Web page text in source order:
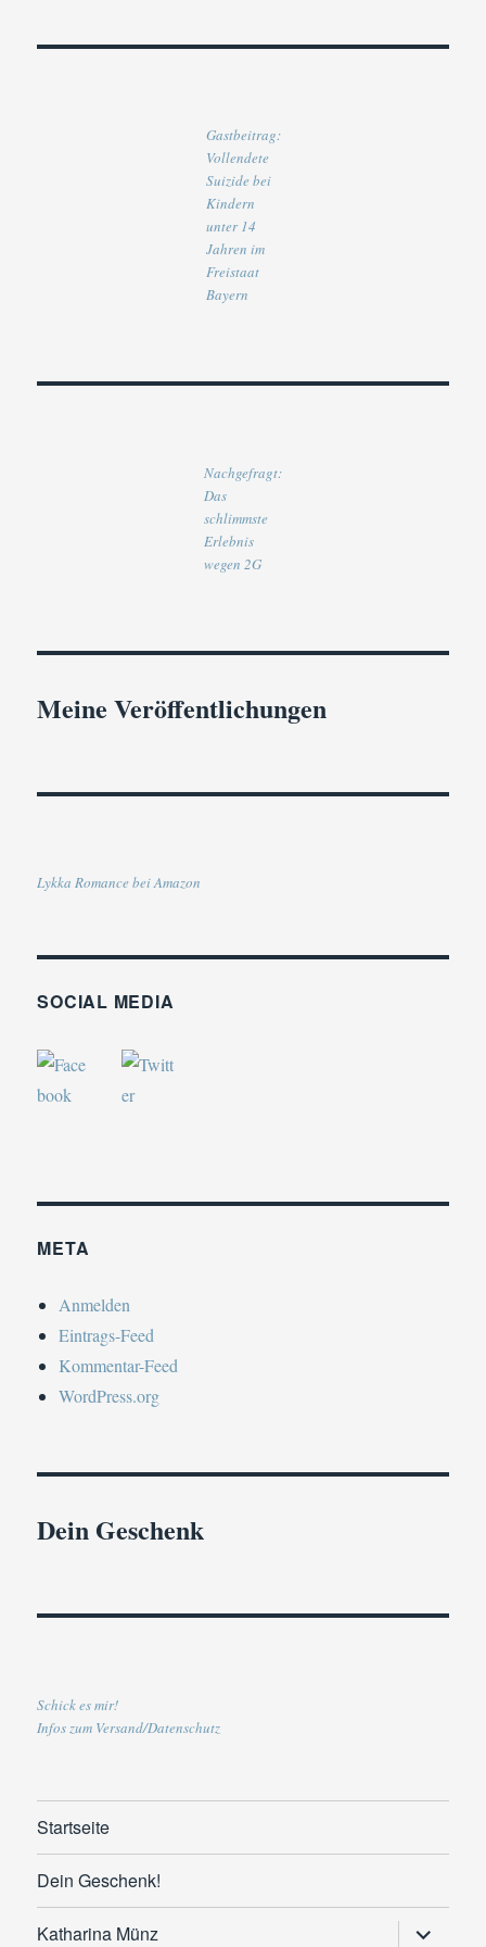
Gastbeitrag:
Vollendete
Suizide bei
Kindern
unter 14
Jahren im
Freistaat
Bayern
Nachgefragt:
Das
schlimmste
Erlebnis
wegen 2G
Meine Veröffentlichungen
Lykka Romance bei Amazon
SOCIAL MEDIA
META
Anmelden
Eintrags-Feed
Kommentar-Feed
WordPress.org
Dein Geschenk
Schick es mir!
Infos zum Versand/Datenschutz
Startseite
Dein Geschenk!
Katharina Münz